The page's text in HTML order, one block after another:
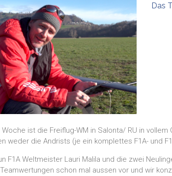
Das
ist die Freiflug-WM in Salonta/ RU in
weder die Andrists (je ein komplettes F1A- und
F1A Weltmeister Lauri Malila und die zwei
schon mal aussen vor und wir